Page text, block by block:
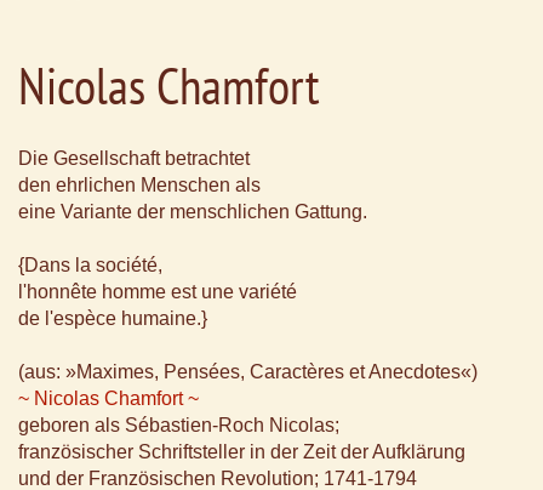
Nicolas Chamfort
Die Gesellschaft betrachtet
den ehrlichen Menschen als
eine Variante der menschlichen Gattung.
{Dans la société,
l'honnête homme est une variété
de l'espèce humaine.}
(aus: »Maximes, Pensées, Caractères et Anecdotes«)
~ Nicolas Chamfort ~
geboren als Sébastien-Roch Nicolas;
französischer Schriftsteller in der Zeit der Aufklärung
und der Französischen Revolution; 1741-1794